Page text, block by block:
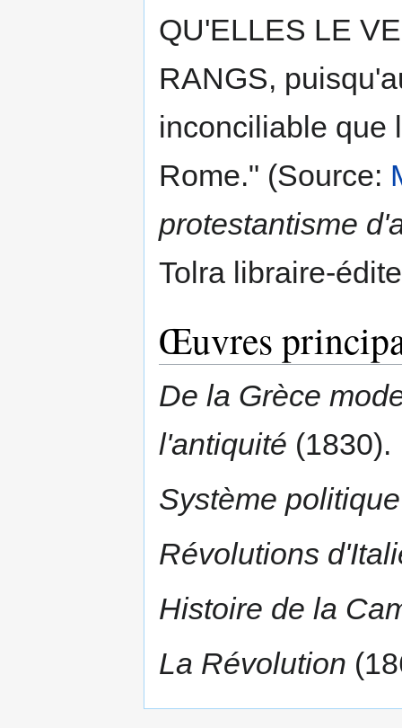
QU'ELLES LE
RANGS,
inconciliable que
Rome." (Source:
protestantisme
Tolra libraire-
Œuvres
De la Grèce
l'antiquité (1830).
Système
Révolutions
Histoire de la
La Révolution